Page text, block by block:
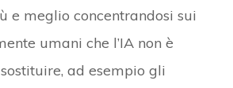
e meglio concentrandosi sui
umani che l’IA non è
ad esempio gli